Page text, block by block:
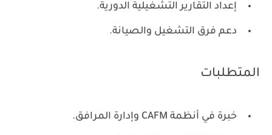
إعداد التقارير التشغيلية الدورية.
دعم فرق التشغيل والصيانة.
المتطلبات
خبرة في أنظمة CAFM وإدارة المرافق.